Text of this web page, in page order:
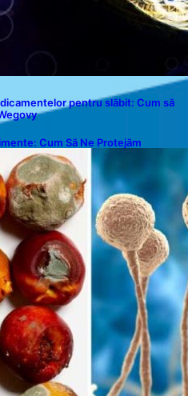
pentru slăbit: Cum să
Cum Să Ne Protejăm